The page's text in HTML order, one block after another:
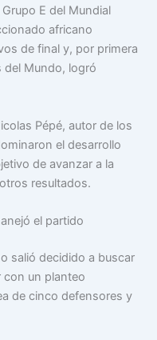
E del Mundial
africano
de final y, por primera
del Mundo, logró
Pépé, autor de los
el desarrollo
de avanzar a la
resultados.
el partido
salió decidido a buscar
con un planteo
de cinco defensores y